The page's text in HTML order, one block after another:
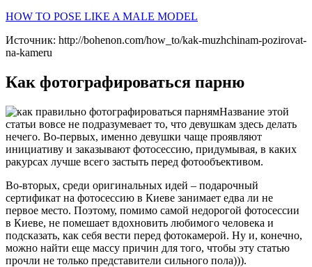
HOW TO POSE LIKE A MALE MODEL
Источник: http://bohenon.com/how_to/kak-muzhchinam-pozirovat-
na-kameru
Как фотографироваться парню
Название этой
статьи вовсе не подразумевает то, что девушкам здесь делать
нечего. Во-первых, именно девушки чаще проявляют
инициативу и заказывают фотосессию, придумывая, в каких
ракурсах лучше всего застыть перед фотообъективом.
Во-вторых, среди оригинальных идей – подарочный
сертификат на фотосессию в Киеве занимает едва ли не
первое место. Поэтому, помимо самой недорогой фотосессии
в Киеве, не помешает вдохновить любимого человека и
подсказать, как себя вести перед фотокамерой. Ну и, конечно,
можно найти еще массу причин для того, чтобы эту статью
прочли не только представители сильного пола))).